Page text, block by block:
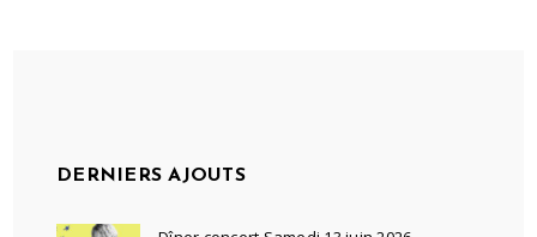
DERNIERS AJOUTS